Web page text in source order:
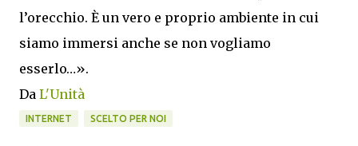
l’orecchio. È un vero e proprio ambiente in cui
siamo immersi anche se non vogliamo
esserlo…».
Da L'Unità
INTERNET SCELTO PER NOI